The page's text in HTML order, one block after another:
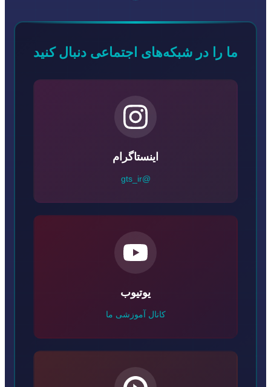
ما را در شبکه‌های اجتماعی دنبال کنید
اینستاگرام
@gts_ir
یوتیوب
کانال آموزشی ما